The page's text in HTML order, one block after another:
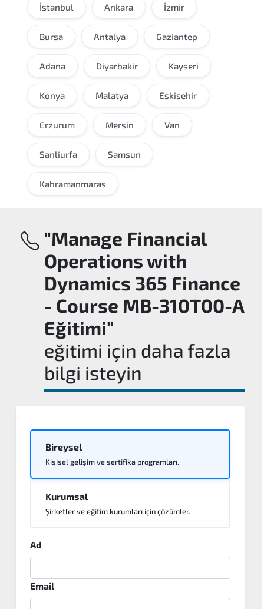
İstanbul Ankara İzmir
Bursa Antalya Gaziantep
Adana Diyarbakir Kayseri
Konya Malatya Eskisehir
Erzurum Mersin Van
Sanliurfa Samsun
Kahramanmaras
"Manage Financial
Operations with
Dynamics 365 Finance
- Course MB-310T00-A
Eğitimi"
eğitimi için daha fazla
bilgi isteyin
Bireysel
Kişisel gelişim ve sertifika programları.
Kurumsal
Şirketler ve eğitim kurumları için çözümler.
Ad
Email